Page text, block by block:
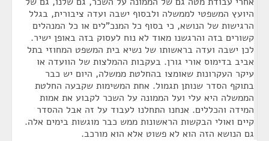
היועץ המשפטי לממשלה ולבסוף ישבה ועדה ציבורית, בגלל
הרגישות של הנושא, כי בסוף כל המנכ"לים או כל המנהלים
קשורים בזה והרגשנו מאוד לא נוח לעסוק בזה באופן ישיר.
לכן ישבה ועדה בראשותו של נשיא בית המשפט המחוזי בתל
אביב בדימוס אורי גורן. בעקבות ההמלצות של הוועדה או
עיקר העקרונות שאומצו בהחלטת ממשלה, היום יש כבר
בתוקף הסדר שנותן תגמול. אחת המשימות שקבעה החלטת
הממשלה היא עלי ועל הממונה על השכר לקבוע את אמות
המידה והכללים. אנחנו התחלנו לעבוד על זה אבל ההסדר
קיים ואולי הבקשות הראשונות ממש כבר מוגשות בימים אלה.
גם הנושא הזה הוא לא פשוט אלא הוא מורכב.